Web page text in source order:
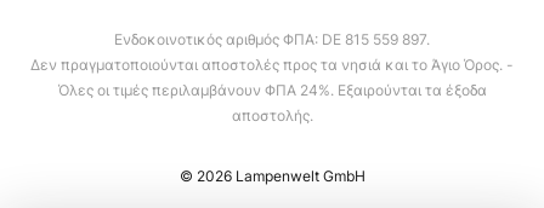
Ενδοκοινοτικός αριθμός ΦΠΑ: DE 815 559 897.
Δεν πραγματοποιούνται αποστολές προς τα νησιά και το Άγιο Όρος. -
Όλες οι τιμές περιλαμβάνουν ΦΠΑ 24%. Εξαιρούνται τα έξοδα
αποστολής.
© 2026 Lampenwelt GmbH